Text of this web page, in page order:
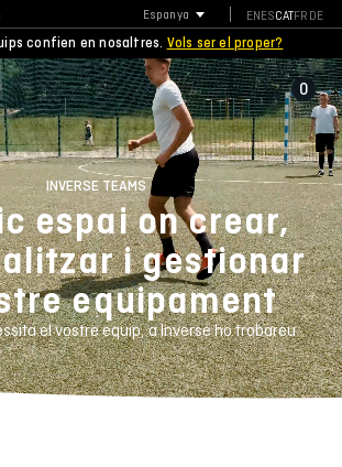
confien en nosaltres. Vols ser el proper?
Espanya ENESCATFR DE
0
INVERSE TEAMS
espai on crear,
i gestionar
equipament
el vostre equip, a Inverse ho trobareu